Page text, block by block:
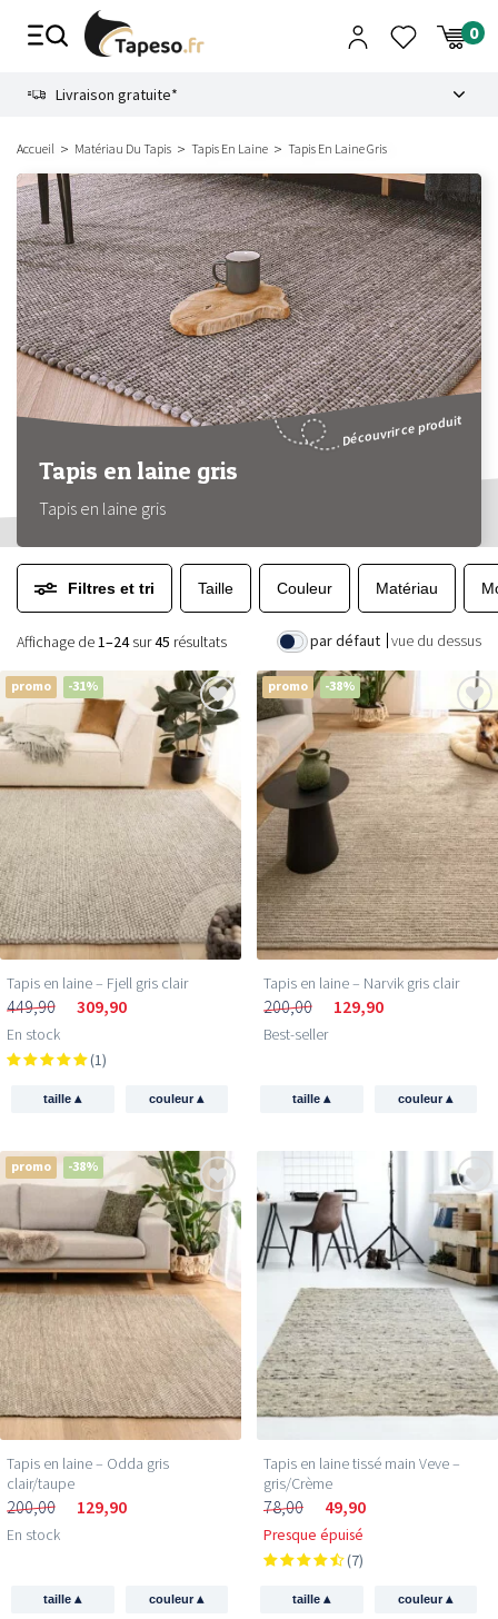
Livraison gratuite*
Accueil Matériau Du Tapis Tapis En Laine Tapis En Laine Gris
Tapis en laine gris
Tapis en laine gris
Découvrir ce produit
Filtres et tri Taille Couleur Matériau
par défaut vue du dessus
Affichage de1–24sur45 résultats
promo -31%
Tapis en laine – Fjell gris clair
449,90 309,90
En stock
(1)
taille▴ couleur▴
promo -38%
Tapis en laine – Narvik gris clair
200,00 129,90
Best-seller
taille▴ couleur▴
promo -38%
Tapis en laine – Odda gris
clair/taupe
200,00 129,90
En stock
taille▴ couleur▴
Tapis en laine tissé main Veve –
gris/Crème
78,00 49,90
Presque épuisé
(7)
taille▴ couleur▴